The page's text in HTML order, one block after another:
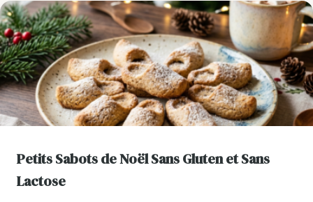
Petits Sabots de Noël Sans Gluten et Sans
Lactose